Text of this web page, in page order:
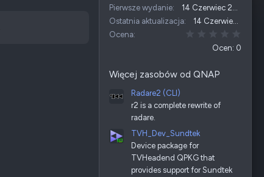
Pierwsze wydanie
14 Czerwiec 2026
Ostatnia aktualizacja
14 Czerwiec 2026
Ocena
Ocen: 0
Więcej zasobów od QNAP
Radare2 (CLI)
r2 is a complete rewrite of
radare.
TVH_Dev_Sundtek
Device package for
TVHeadend QPKG that
provides support for Sundtek